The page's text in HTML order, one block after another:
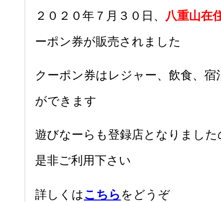
２０２０年７月３０日、 八重山在
ーポン券が販売されました
クーポン券はレジャー、飲食、宿
ができます
遊びなーらも登録店となりまし
是非ご利用下さい
詳しくはこちらをどうぞ